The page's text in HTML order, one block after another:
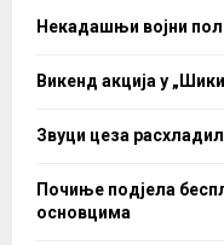
Некадашњи војни
Викенд акција у
Звуци цеза
Почиње подјела
основцима